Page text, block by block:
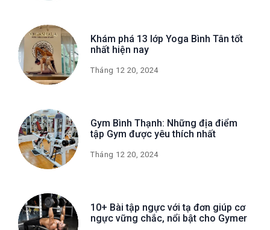
Khám phá 13 lớp Yoga Bình Tân tốt
nhất hiện nay
Tháng 12 20, 2024
Gym Bình Thạnh: Những địa điểm
tập Gym được yêu thích nhất
Tháng 12 20, 2024
10+ Bài tập ngực với tạ đơn giúp cơ
ngực vững chắc, nổi bật cho Gymer